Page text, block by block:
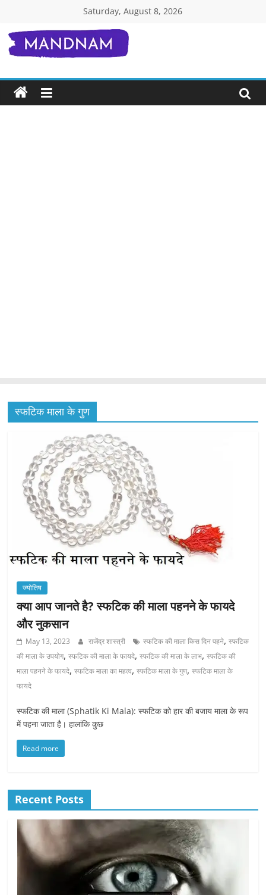
content
Saturday, August 8, 2026
Mandnam.com
जाने
एक-
स्फटिक माला के गुण
ज्योतिष
क्या आप जानते है? स्फटिक की माला पहनने के फायदे
और नुकसान
May 13, 2023 राजेंद्र शास्त्री स्फटिक की माला किस दिन पहने,स्फटिक
की माला के उपयोग,स्फटिक की माला के फायदे,स्फटिक की माला के लाभ,स्फटिक की
माला पहनने के फायदे,स्फटिक माला का महत्व,स्फटिक माला के गुण,स्फटिक माला के
फायदे
स्फटिक की माला (Sphatik Ki Mala): स्फटिक को हार की बजाय माला के रूप
में पहना जाता है। हालांकि कुछ
Read more
Recent Posts